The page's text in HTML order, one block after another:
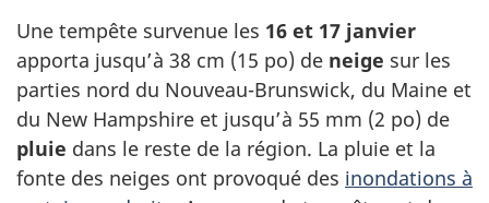
Une tempête survenue les 16 et 17 janvier
apporta jusqu’à 38 cm (15 po) de neige sur les
parties nord du Nouveau-Brunswick, du Maine et
du New Hampshire et jusqu’à 55 mm (2 po) de
pluie dans le reste de la région. La pluie et la
fonte des neiges ont provoqué des inondations à